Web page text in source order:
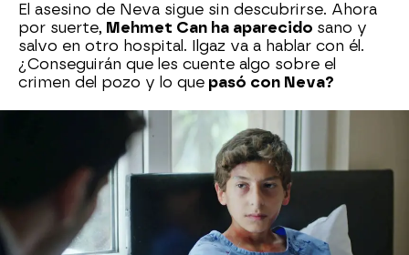
El asesino de Neva sigue sin descubrirse. Ahora
por suerte, Mehmet Can ha aparecido sano y
salvo en otro hospital. Ilgaz va a hablar con él.
¿Conseguirán que les cuente algo sobre el
crimen del pozo y lo que pasó con Neva?
Pars sigue muy dolido por la muerte de su
hermana y la emprende a gritos contra Yekta.
Las imágenes de unas cámaras de seguridad han
explicado por qué el cadáver de Neva tenía el
pelo de otro color y además, que se vio con
Yekta antes de morir.